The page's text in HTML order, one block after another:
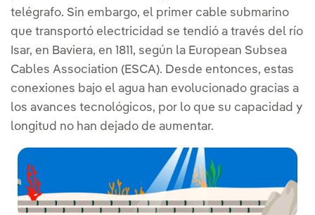
telégrafo. Sin embargo, el primer cable submarino
que transportó electricidad se tendió a través del río
Isar, en Baviera, en 1811, según la European Subsea
Cables Association (ESCA). Desde entonces, estas
conexiones bajo el agua han evolucionado gracias a
los avances tecnológicos, por lo que su capacidad y
longitud no han dejado de aumentar.